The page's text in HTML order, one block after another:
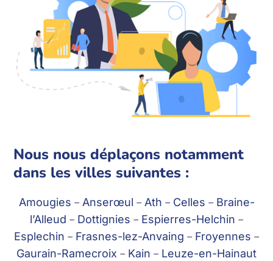
Nous nous déplaçons notamment
dans les villes suivantes :
Amougies – Anserœul – Ath – Celles – Braine-
l’Alleud – Dottignies – Espierres-Helchin –
Esplechin – Frasnes-lez-Anvaing – Froyennes –
Gaurain-Ramecroix – Kain – Leuze-en-Hainaut